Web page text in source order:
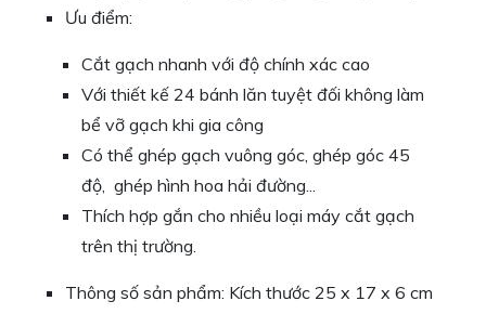
Ưu điểm:
Cắt gạch nhanh với độ chính xác cao
Với thiết kế 24 bánh lăn tuyệt đối không làm
bể vỡ gạch khi gia công
Có thể ghép gạch vuông góc, ghép góc 45
độ, ghép hình hoa hải đường...
Thích hợp gắn cho nhiều loại máy cắt gạch
trên thị trường.
Thông số sản phẩm: Kích thước 25 x 17 x 6 cm